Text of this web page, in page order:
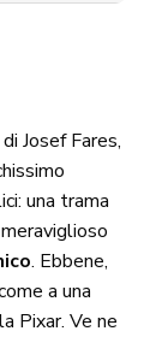
Josef Fares,
una trama
. Ebbene,
a una
Pixar. Ve ne